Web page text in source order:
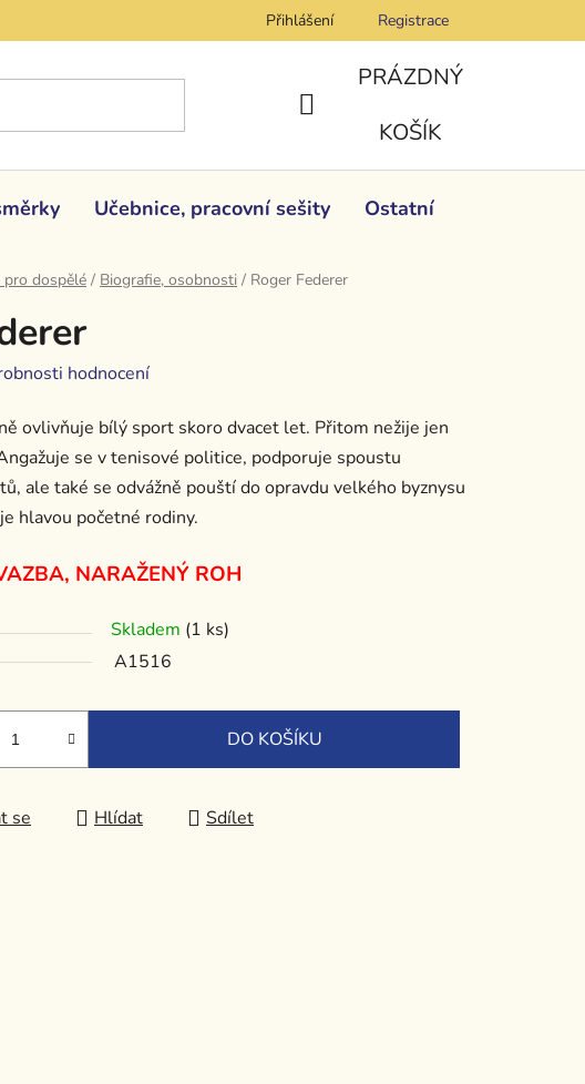
Přihlášení Registrace
NÁKUPNÍ
PRÁZDNÝ
KOŠÍK
Učebnice, pracovní sešity Ostatní
pro dospělé / Biografie, osobnosti / Roger Federer
hodnocení
ovlivňuje bílý sport skoro dvacet let. Přitom nežije jen
se v tenisové politice, podporuje spoustu
ale také se odvážně pouští do opravdu velkého byznysu
hlavou početné rodiny.
NARAŽENÝ ROH
Skladem (1 ks)
A1516
DO KOŠÍKU
se Hlídat Sdílet